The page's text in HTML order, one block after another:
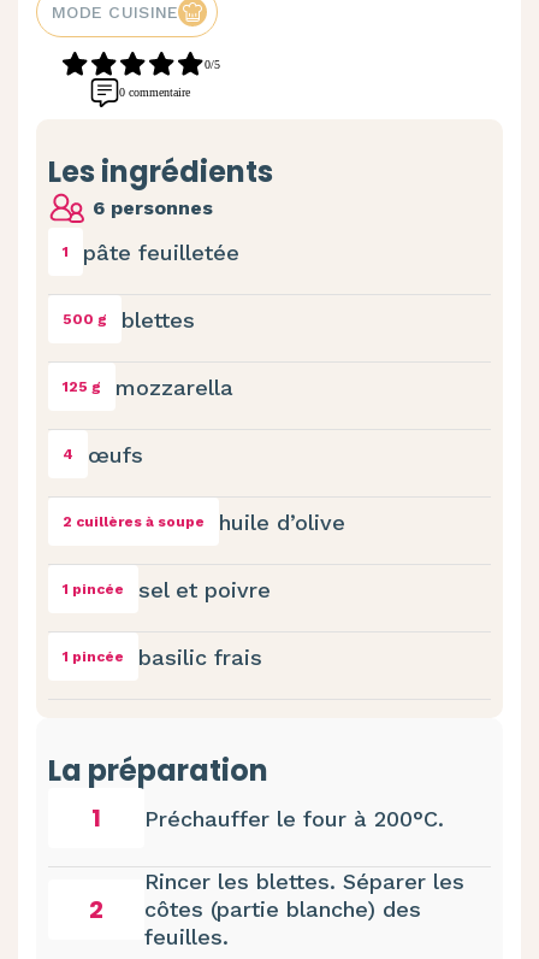
MODE CUISINE
0/5
0 commentaire
Les ingrédients
6 personnes
1 pâte feuilletée
500 g blettes
125 g mozzarella
4 œufs
2 cuillères à soupe huile d’olive
1 pincée sel et poivre
1 pincée basilic frais
La préparation
1 Préchauffer le four à 200°C.
2
Rincer les blettes. Séparer les
côtes (partie blanche) des
feuilles.